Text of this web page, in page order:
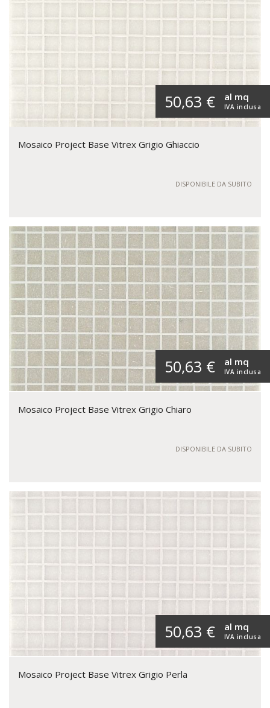
50,63 € IVA inclusa
al mq
Mosaico Project Base Vitrex Grigio Ghiaccio
DISPONIBILE DA SUBITO
50,63 € IVA inclusa
al mq
Mosaico Project Base Vitrex Grigio Chiaro
DISPONIBILE DA SUBITO
50,63 € IVA inclusa
al mq
Mosaico Project Base Vitrex Grigio Perla